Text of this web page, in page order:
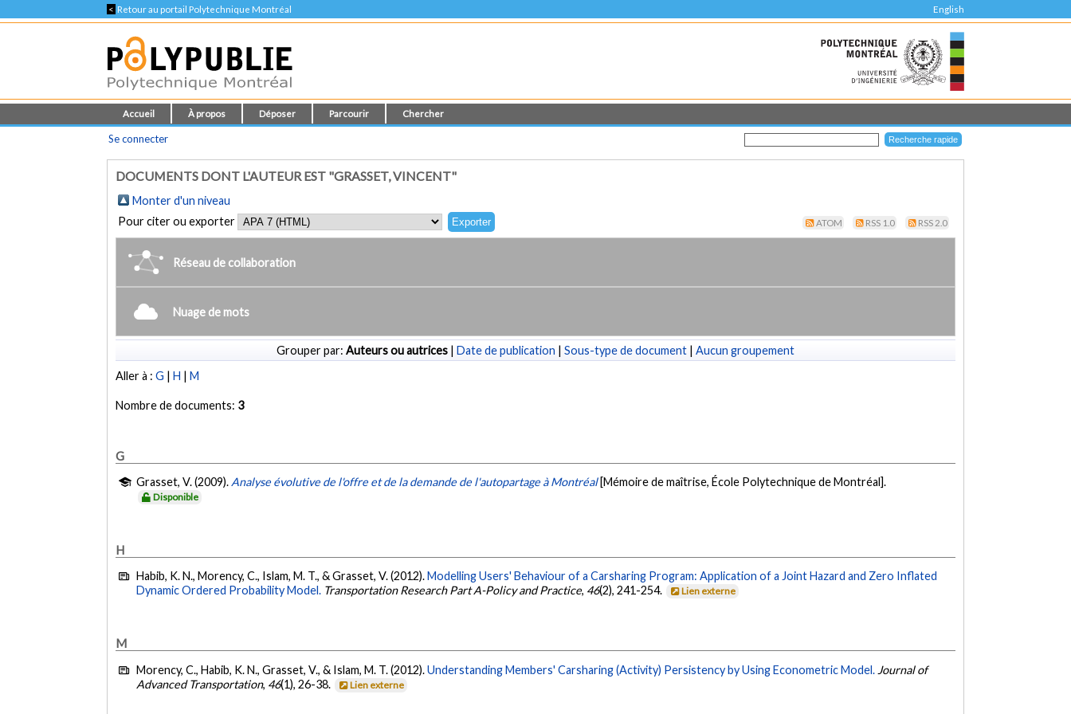
< Retour au portail Polytechnique Montréal English
Accueil À propos Déposer Parcourir Chercher
Se connecter
DOCUMENTS DONT L'AUTEUR EST "GRASSET, VINCENT"
Monter d'un niveau
Pour citer ou exporter
ATOM RSS 1.0 RSS 2.0
Réseau de collaboration
Nuage de mots
Grouper par: Auteurs ou autrices | Date de publication | Sous-type de document | Aucun groupement
Aller à :G |H |M
Nombre de documents: 3
G
Grasset, V. (2009). Analyse évolutive de l'offre et de la demande de l'autopartage à Montréal [Mémoire de maîtrise, École Polytechnique de Montréal].
Disponible
H
Habib, K. N., Morency, C., Islam, M. T., & Grasset, V. (2012).Modelling Users' Behaviour of a Carsharing Program: Application of a Joint Hazard and Zero Inflated
Dynamic Ordered Probability Model. Transportation Research Part A-Policy and Practice, 46(2), 241-254. Lien externe
M
Morency, C., Habib, K. N., Grasset, V., & Islam, M. T. (2012).Understanding Members' Carsharing (Activity) Persistency by Using Econometric Model. Journal of
Advanced Transportation, 46(1), 26-38. Lien externe